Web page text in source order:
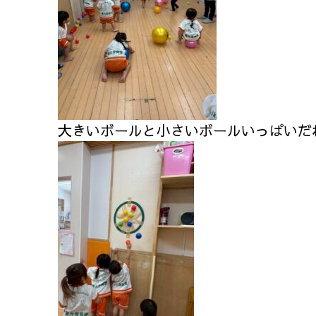
大きいボールと小さいボールいっぱい